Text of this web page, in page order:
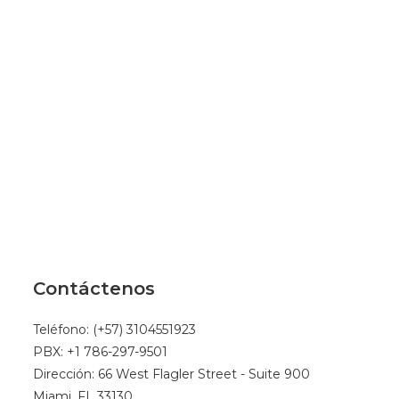
Contáctenos
Teléfono: (+57) 3104551923
PBX: +1 786-297-9501
Dirección: 66 West Flagler Street - Suite 900